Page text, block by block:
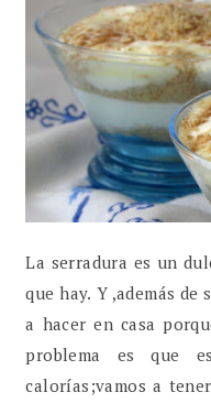
La serradura es un
que hay. Y ,además
a hacer en casa
problema es que
calorías;vamos a